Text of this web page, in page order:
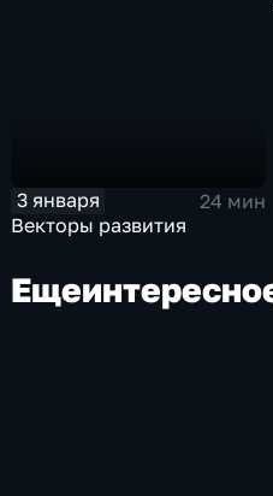
3 января
24 мин
Векторы развития
Еще